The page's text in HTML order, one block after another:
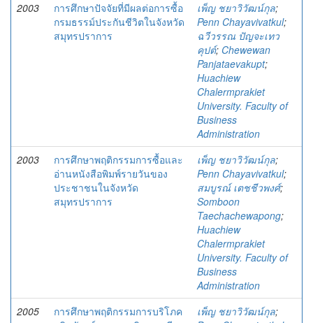
2003
การศึกษาปัจจัยที่มีผลต่อการซื้อ
กรมธรรม์ประกันชีวิตในจังหวัด
สมุทรปราการ
เพ็ญ ชยาวิวัฒน์กุล;
Penn Chayavivatkul;
ฉวีวรรณ ปัญจะเทว
คุปต์; Chewewan
Panjataevakupt;
Huachiew
Chalermprakiet
University. Faculty of
Business
Administration
2003
การศึกษาพฤติกรรมการซื้อและ
อ่านหนังสือพิมพ์รายวันของ
ประชาชนในจังหวัด
สมุทรปราการ
เพ็ญ ชยาวิวัฒน์กุล;
Penn Chayavivatkul;
สมบูรณ์ เตชชีวพงศ์;
Somboon
Taechachewapong;
Huachiew
Chalermprakiet
University. Faculty of
Business
Administration
2005
การศึกษาพฤติกรรมการบริโภค
เพ็ญ ชยาวิวัฒน์กุล;